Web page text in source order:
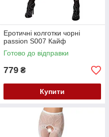
Еротичні колготки чорні
passion S007 Кайф
Готово до відправки
779 ₴
Купити